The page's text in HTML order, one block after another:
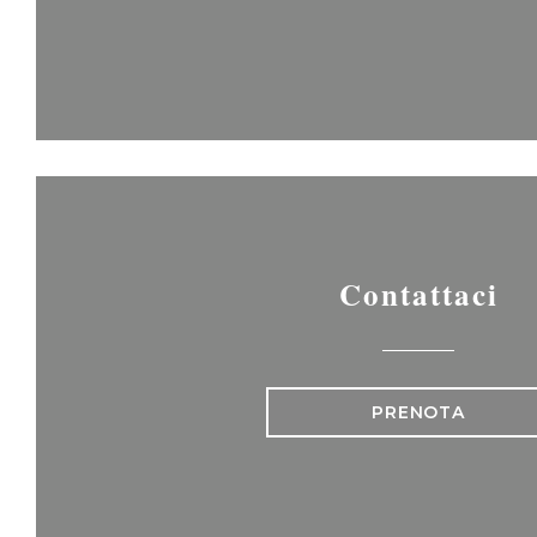
Contattaci
PRENOTA